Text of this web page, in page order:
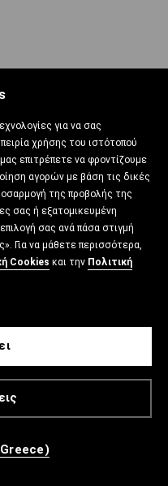
για να σας
χρήσης του ιστότοπού
επιτρέπετε να φροντίζουμε
αγορών με βάση τις δικές
της προβολής της
σας ή εξατομικευμένη
σας ανά πάσα στιγμή
Για να μάθετε περισσότερα,
Cookies και την Πολιτική